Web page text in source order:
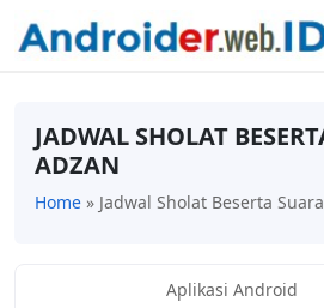
JADWAL SHOLAT
ADZAN
Home » Jadwal Sholat Beserta
Aplikasi Android